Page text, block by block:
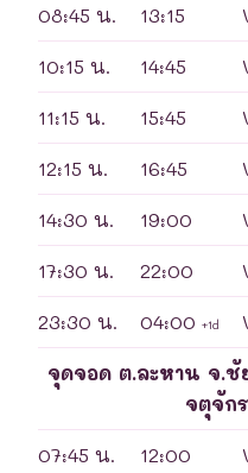
08:45 น. 13:15
10:15 น. 14:45
11:15 น. 15:45
12:15 น. 16:45
14:30 น. 19:00
17:30 น. 22:00
23:30 น. 04:00 +1d
จุดจอด ต.ละหาน จ.
จตุจัก
07:45 น. 12:00